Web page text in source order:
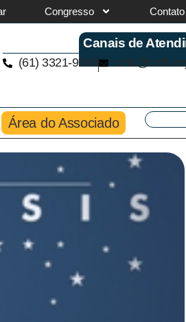
Congresso Contato
Canais de
(61) 3321-9563
Área do Associado